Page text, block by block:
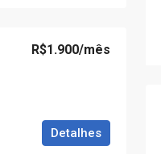
R$1.900/mês
Detalhes
em Intermares – A